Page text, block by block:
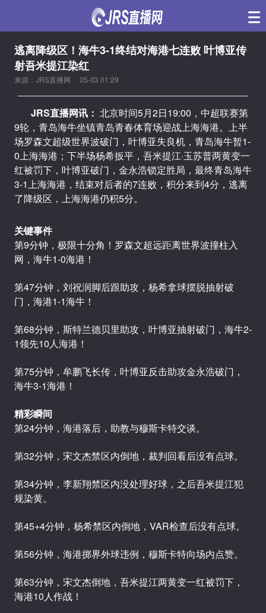
逃离降级区！海牛3-1终结对海港七连败 叶博亚传
射吾米提江染红
来源：JRS直播网 05-03 01:29
JRS直播网讯： 北京时间5月2日19:00，中超联赛第
9轮，青岛海牛坐镇青岛青春体育场迎战上海海港。上半
场罗森文超级世界波破门，叶博亚失良机，青岛海牛暂1-
0上海海港；下半场杨希扳平，吾米提江·玉苏普两黄变一
红被罚下，叶博亚破门，金永浩锁定胜局，最终青岛海牛
3-1上海海港，结束对后者的7连败，积分来到4分，逃离
了降级区，上海海港仍积5分。
关键事件
第9分钟，极限十分角！罗森文超远距离世界波撞柱入
网，海牛1-0海港！
第47分钟，刘祝润脚后跟助攻，杨希拿球摆脱抽射破
门，海港1-1海牛！
第68分钟，斯特兰德贝里助攻，叶博亚抽射破门，海牛2-
1领先10人海港！
第75分钟，牟鹏飞长传，叶博亚反击助攻金永浩破门，
海牛3-1海港！
精彩瞬间
第24分钟，海港落后，助教与穆斯卡特交谈。
第32分钟，宋文杰禁区内倒地，裁判回看后没有点球。
第34分钟，李新翔禁区内没处理好球，之后吾米提江犯
规染黄。
第45+4分钟，杨希禁区内倒地，VAR检查后没有点球。
第56分钟，海港掷界外球违例，穆斯卡特向场内点赞。
第63分钟，宋文杰倒地，吾米提江两黄变一红被罚下，
海港10人作战！